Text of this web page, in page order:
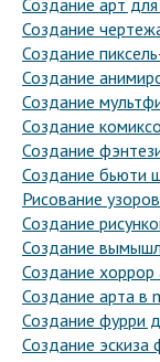
Создание арт
Создание
Создание
Создание
Создание
Создание
Создание
Создание бьюти
Рисование узоров
Создание
Создание
Создание хоррор
Создание арта в
Создание фурри
Создание эскиза